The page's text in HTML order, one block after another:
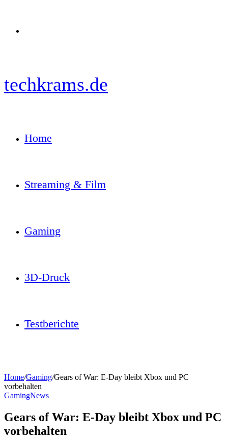
techkrams.de
Home
Streaming & Film
Gaming
3D-Druck
Testberichte
Home/Gaming/Gears of War: E-Day bleibt Xbox und PC
vorbehalten
GamingNews
Gears of War: E-Day bleibt Xbox und PC
vorbehalten